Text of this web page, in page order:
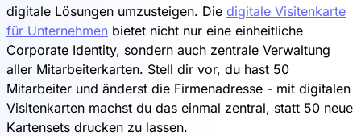
digitale Lösungen umzusteigen. Die digitale Visitenkarte
für Unternehmen bietet nicht nur eine einheitliche
Corporate Identity, sondern auch zentrale Verwaltung
aller Mitarbeiterkarten. Stell dir vor, du hast 50
Mitarbeiter und änderst die Firmenadresse - mit digitalen
Visitenkarten machst du das einmal zentral, statt 50 neue
Kartensets drucken zu lassen.